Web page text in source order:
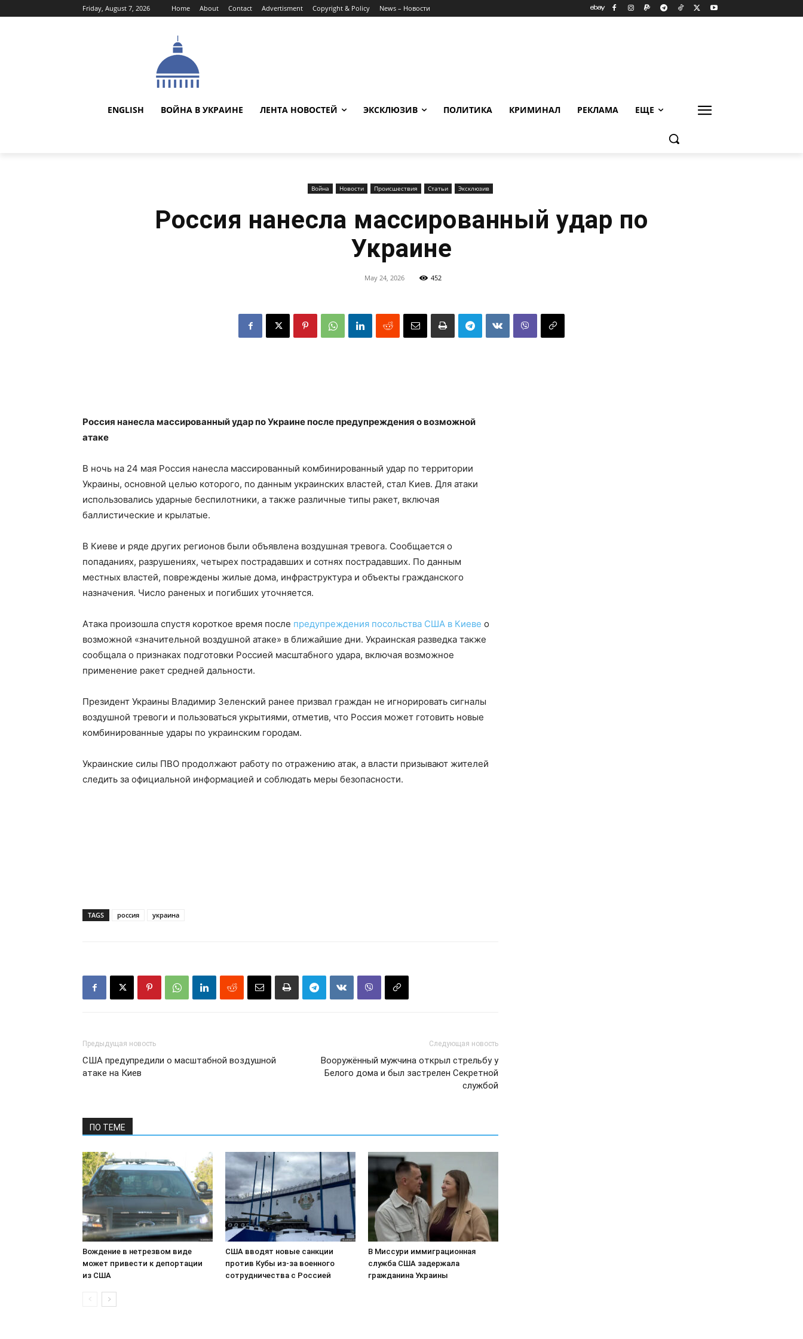
Friday, August 7, 2026 Home About Contact Advertisment Copyright & Policy News – Новости
ENGLISH ВОЙНА В УКРАИНЕ ЛЕНТА НОВОСТЕЙ ЭКСКЛЮЗИВ ПОЛИТИКА КРИМИНАЛ РЕКЛАМА ЕЩЕ
Война Новости Происшествия Статьи Эксклюзив
Россия нанесла массированный удар по
Украине
May 24, 2026 452
Россия нанесла массированный удар по Украине после предупреждения о возможной
атаке
В ночь на 24 мая Россия нанесла массированный комбинированный удар по территории
Украины, основной целью которого, по данным украинских властей, стал Киев. Для атаки
использовались ударные беспилотники, а также различные типы ракет, включая
баллистические и крылатые.
В Киеве и ряде других регионов были объявлена воздушная тревога. Сообщается о
попаданиях, разрушениях, четырех пострадавших и сотнях пострадавших. По данным
местных властей, повреждены жилые дома, инфраструктура и объекты гражданского
назначения. Число раненых и погибших уточняется.
Атака произошла спустя короткое время после предупреждения посольства США в Киеве о
возможной «значительной воздушной атаке» в ближайшие дни. Украинская разведка также
сообщала о признаках подготовки Россией масштабного удара, включая возможное
применение ракет средней дальности.
Президент Украины Владимир Зеленский ранее призвал граждан не игнорировать сигналы
воздушной тревоги и пользоваться укрытиями, отметив, что Россия может готовить новые
комбинированные удары по украинским городам.
Украинские силы ПВО продолжают работу по отражению атак, а власти призывают жителей
следить за официальной информацией и соблюдать меры безопасности.
TAGS россия украина
Предыдущая новость
США предупредили о масштабной воздушной
атаке на Киев
Следующая новость
Вооружённый мужчина открыл стрельбу у
Белого дома и был застрелен Секретной
службой
ПО ТЕМЕ
Вождение в нетрезвом виде
может привести к депортации
из США
США вводят новые санкции
против Кубы из-за военного
сотрудничества с Россией
В Миссури иммиграционная
служба США задержала
гражданина Украины